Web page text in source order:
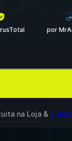
por
na Loja & 2